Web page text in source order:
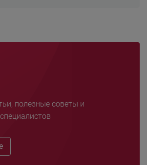
полезные советы и